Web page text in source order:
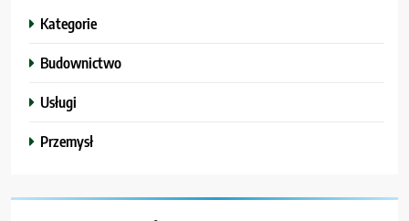
Kategorie
Budownictwo
Usługi
Przemysł